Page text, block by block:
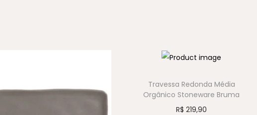
Travessa Redonda Média
Orgânico Stoneware Bruma
R$ 219,90